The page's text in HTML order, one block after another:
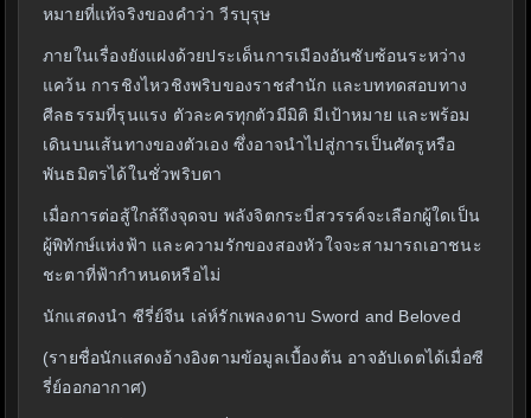
หมายที่แท้จริงของคำว่า วีรบุรุษ
ภายในเรื่องยังแฝงด้วยประเด็นการเมืองอันซับซ้อนระหว่าง
แคว้น การชิงไหวชิงพริบของราชสำนัก และบททดสอบทาง
ศีลธรรมที่รุนแรง ตัวละครทุกตัวมีมิติ มีเป้าหมาย และพร้อม
เดินบนเส้นทางของตัวเอง ซึ่งอาจนำไปสู่การเป็นศัตรูหรือ
พันธมิตรได้ในชั่วพริบตา
เมื่อการต่อสู้ใกล้ถึงจุดจบ พลังจิตกระบี่สวรรค์จะเลือกผู้ใดเป็น
ผู้พิทักษ์แห่งฟ้า และความรักของสองหัวใจจะสามารถเอาชนะ
ชะตาที่ฟ้ากำหนดหรือไม่
นักแสดงนำ ซีรี่ย์จีน เล่ห์รักเพลงดาบ Sword and Beloved
(รายชื่อนักแสดงอ้างอิงตามข้อมูลเบื้องต้น อาจอัปเดตได้เมื่อซี
รี่ย์ออกอากาศ)